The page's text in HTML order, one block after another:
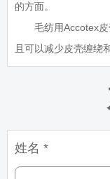
的方面。
毛纺用Accotex皮
且可以减少皮壳缠绕
姓名 *